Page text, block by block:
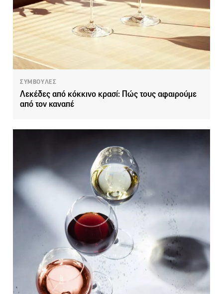
ΣΥΜΒΟΥΛΕΣ
Λεκέδες από κόκκινο κρασί: Πώς τους αφαιρούμε
από τον καναπέ